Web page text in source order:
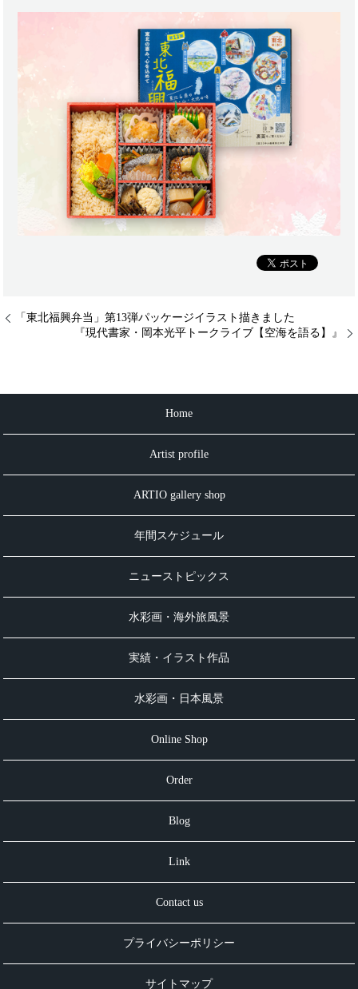
「東北福興弁当」第13弾パッケージイラスト描きました
『現代書家・岡本光平トークライブ【空海を語る】』
Home
Artist profile
ARTIO gallery shop
年間スケジュール
ニューストピックス
水彩画・海外旅風景
実績・イラスト作品
水彩画・日本風景
Online Shop
Order
Blog
Link
Contact us
プライバシーポリシー
サイトマップ